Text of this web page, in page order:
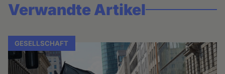
Verwandte Artikel
GESELLSCHAFT